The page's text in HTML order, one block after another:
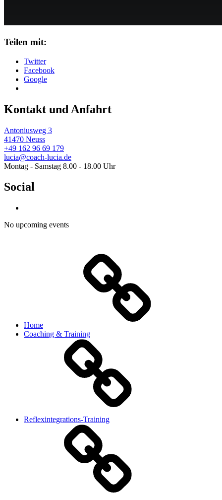
Teilen mit:
Twitter
Facebook
Google
Kontakt und Anfahrt
Antoniusweg 3
41470 Neuss
+49 162 96 69 179
lucia@coach-lucia.de
Montag - Samstag 8.00 - 18.00 Uhr
Social
No upcoming events
Home
Coaching & Training
Reflexintegrations-Training